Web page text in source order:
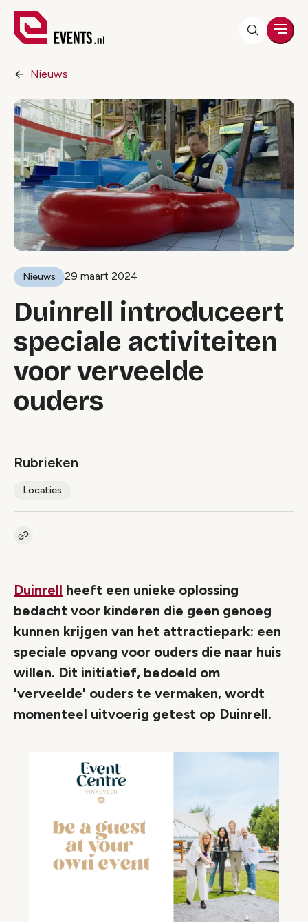
Nieuws
Nieuws 29 maart 2024
Duinrell introduceert
speciale activiteiten
voor verveelde
ouders
Rubrieken
Locaties
Kopieer link naar artikel
Duinrell heeft een unieke oplossing
bedacht voor kinderen die geen genoeg
kunnen krijgen van het attractiepark: een
speciale opvang voor ouders die naar huis
willen. Dit initiatief, bedoeld om
'verveelde' ouders te vermaken, wordt
momenteel uitvoerig getest op Duinrell.